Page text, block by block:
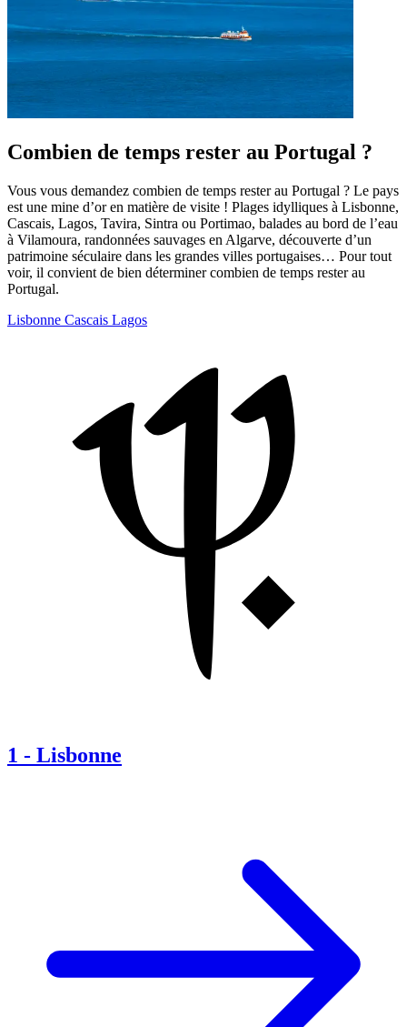
Combien de temps rester au Portugal ?
Vous vous demandez combien de temps rester au Portugal ? Le pays
est une mine d’or en matière de visite ! Plages idylliques à Lisbonne,
Cascais, Lagos, Tavira, Sintra ou Portimao, balades au bord de l’eau
à Vilamoura, randonnées sauvages en Algarve, découverte d’un
patrimoine séculaire dans les grandes villes portugaises… Pour tout
voir, il convient de bien déterminer combien de temps rester au
Portugal.
Lisbonne Cascais Lagos
1 - Lisbonne